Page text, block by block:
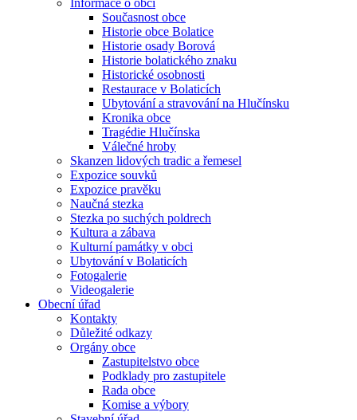
Informace o obci
Současnost obce
Historie obce Bolatice
Historie osady Borová
Historie bolatického znaku
Historické osobnosti
Restaurace v Bolaticích
Ubytování a stravování na Hlučínsku
Kronika obce
Tragédie Hlučínska
Válečné hroby
Skanzen lidových tradic a řemesel
Expozice souvků
Expozice pravěku
Naučná stezka
Stezka po suchých poldrech
Kultura a zábava
Kulturní památky v obci
Ubytování v Bolaticích
Fotogalerie
Videogalerie
Obecní úřad
Kontakty
Důležité odkazy
Orgány obce
Zastupitelstvo obce
Podklady pro zastupitele
Rada obce
Komise a výbory